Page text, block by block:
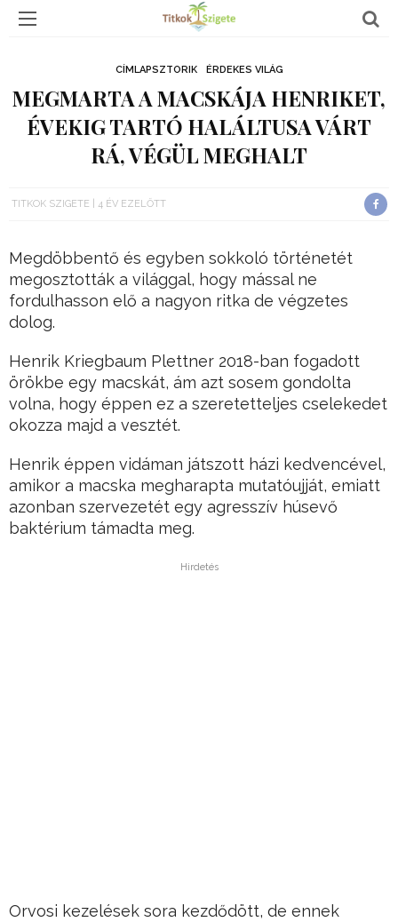
CÍMLAPSZTORIK ÉRDEKES VILÁG
MEGMARTA A MACSKÁJA HENRIKET,
ÉVEKIG TARTÓ HALÁLTUSA VÁRT
RÁ, VÉGÜL MEGHALT
TITKOK SZIGETE 4 ÉV EZELŐTT
Megdöbbentő és egyben sokkoló történetét
megosztották a világgal, hogy mással ne
fordulhasson elő a nagyon ritka de végzetes
dolog.
Henrik Kriegbaum Plettner 2018-ban fogadott
örökbe egy macskát, ám azt sosem gondolta
volna, hogy éppen ez a szeretetteljes cselekedet
okozza majd a vesztét.
Henrik éppen vidáman játszott házi kedvencével,
amikor a macska megharapta mutatóujját, emiatt
azonban szervezetét egy agresszív húsevő
baktérium támadta meg.
Hirdetés
Orvosi kezelések sora kezdődött, de ennek